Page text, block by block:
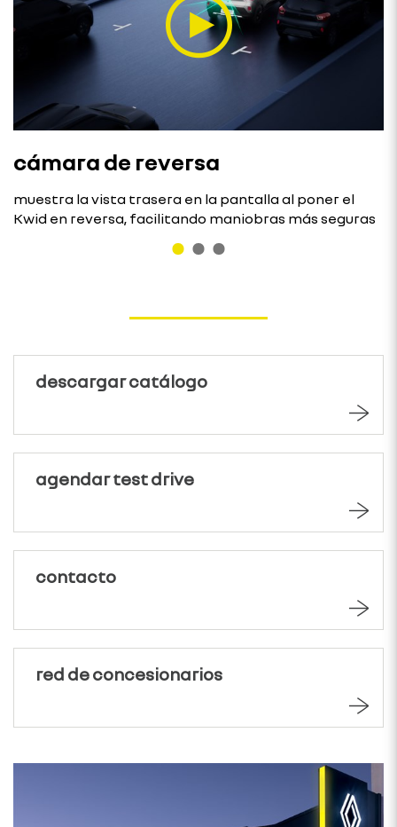
cámara de reversa
muestra la vista trasera en la pantalla al poner el
Kwid en reversa, facilitando maniobras más seguras
descargar catálogo
agendar test drive
contacto
red de concesionarios